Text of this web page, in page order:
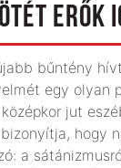
ERŐK
bűntény
egy olyan
jut
hogy
a